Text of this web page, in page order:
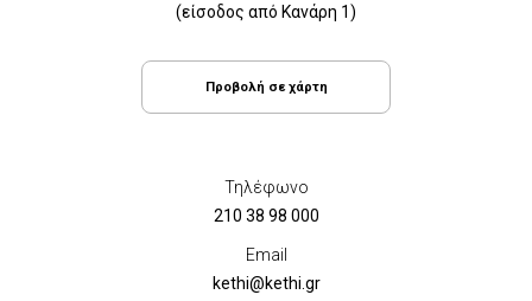
(είσοδος από Κανάρη 1)
Προβολή σε χάρτη
Τηλέφωνο
210 38 98 000
Email
kethi@kethi.gr